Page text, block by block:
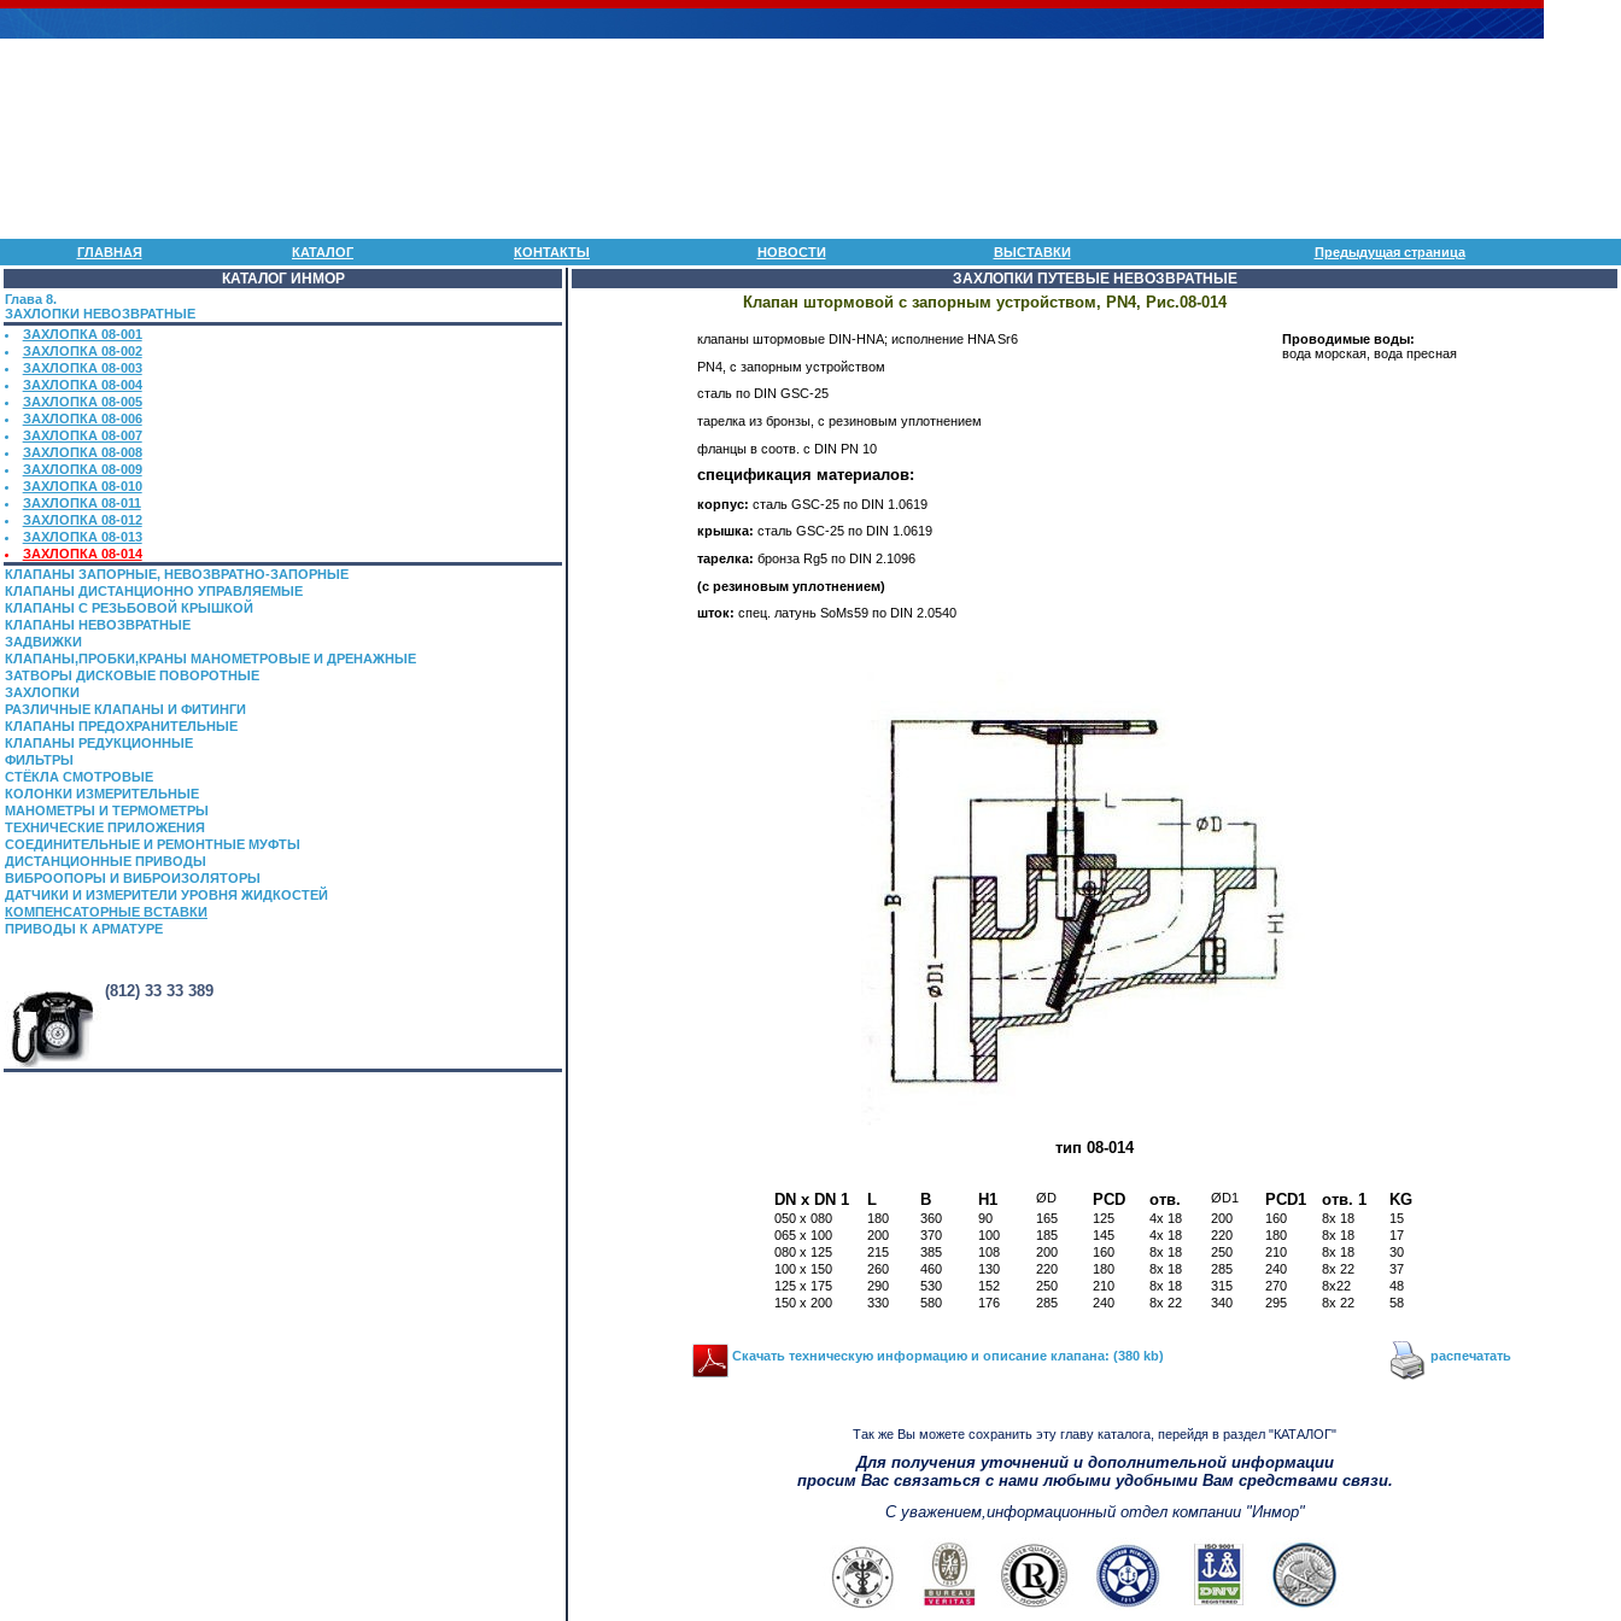
ГЛАВНАЯ КАТАЛОГ КОНТАКТЫ НОВОСТИ ВЫСТАВКИ Предыдущая страница
КАТАЛОГ ИНМОР
Глава 8.
ЗАХЛОПКИ НЕВОЗВРАТНЫЕ
ЗАХЛОПКА 08-001
ЗАХЛОПКА 08-002
ЗАХЛОПКА 08-003
ЗАХЛОПКА 08-004
ЗАХЛОПКА 08-005
ЗАХЛОПКА 08-006
ЗАХЛОПКА 08-007
ЗАХЛОПКА 08-008
ЗАХЛОПКА 08-009
ЗАХЛОПКА 08-010
ЗАХЛОПКА 08-011
ЗАХЛОПКА 08-012
ЗАХЛОПКА 08-013
ЗАХЛОПКА 08-014
КЛАПАНЫ ЗАПОРНЫЕ, НЕВОЗВРАТНО-ЗАПОРНЫЕ
КЛАПАНЫ ДИСТАНЦИОННО УПРАВЛЯЕМЫЕ
КЛАПАНЫ С РЕЗЬБОВОЙ КРЫШКОЙ
КЛАПАНЫ НЕВОЗВРАТНЫЕ
ЗАДВИЖКИ
КЛАПАНЫ,ПРОБКИ,КРАНЫ МАНОМЕТРОВЫЕ И ДРЕНАЖНЫЕ
ЗАТВОРЫ ДИСКОВЫЕ ПОВОРОТНЫЕ
ЗАХЛОПКИ
РАЗЛИЧНЫЕ КЛАПАНЫ И ФИТИНГИ
КЛАПАНЫ ПРЕДОХРАНИТЕЛЬНЫЕ
КЛАПАНЫ РЕДУКЦИОННЫЕ
ФИЛЬТРЫ
СТЁКЛА СМОТРОВЫЕ
КОЛОНКИ ИЗМЕРИТЕЛЬНЫЕ
МАНОМЕТРЫ И ТЕРМОМЕТРЫ
ТЕХНИЧЕСКИЕ ПРИЛОЖЕНИЯ
СОЕДИНИТЕЛЬНЫЕ И РЕМОНТНЫЕ МУФТЫ
ДИСТАНЦИОННЫЕ ПРИВОДЫ
ВИБРООПОРЫ И ВИБРОИЗОЛЯТОРЫ
ДАТЧИКИ И ИЗМЕРИТЕЛИ УРОВНЯ ЖИДКОСТЕЙ
КОМПЕНСАТОРНЫЕ ВСТАВКИ
ПРИВОДЫ К АРМАТУРЕ
(812) 33 33 389
ЗАХЛОПКИ ПУТЕВЫЕ НЕВОЗВРАТНЫЕ
Клапан штормовой с запорным устройством, PN4, Рис.08-014
клапаны штормовые DIN-HNA; исполнение HNA Sr6
PN4, с запорным устройством
сталь по DIN GSC-25
тарелка из бронзы, с резиновым уплотнением
фланцы в соотв. с DIN PN 10
Проводимые воды:
вода морская, вода пресная
спецификация материалов:
корпус: сталь GSC-25 по DIN 1.0619
крышка: сталь GSC-25 по DIN 1.0619
тарелка: бронза Rg5 по DIN 2.1096
(с резиновым уплотнением)
шток: спец. латунь SoMs59 по DIN 2.0540
тип 08-014
DN x DN 1 L В H1 ØD PCD отв. ØD1 PCD1 отв. 1 KG
050 x 080 180 360 90 165 125 4x 18 200 160 8x 18
15
065 x 100
200 370 100 185 145 4x 18 220 180 8x 18
17
080 x 125
215 385 108 200 160 8x 18 250 210 8x 18
30
100 x 150
260 460 130 220 180 8x 18 285 240 8x 22
37
125 x 175
290 530 152 250 210 8x 18 315 270 8x22
48
150 x 200
330 580 176 285 240 8x 22 340 295 8x 22 58
Скачать техническую информацию и описание клапана: (380 kb) распечатать
Так же Вы можете сохранить эту главу каталога, перейдя в раздел "КАТАЛОГ"
Для получения уточнений и дополнительной информации
просим Вас связаться с нами любыми удобными Вам средствами связи.
С уважением,информационный отдел компании "Инмор"